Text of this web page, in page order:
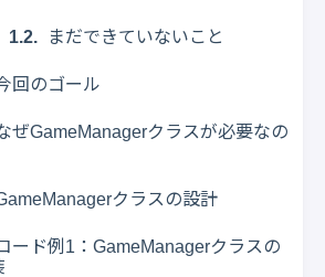
まだできていないこと
回のゴール
ぜGameManagerクラスが必要なの
クラスの設計
ード例1：GameManagerクラスの